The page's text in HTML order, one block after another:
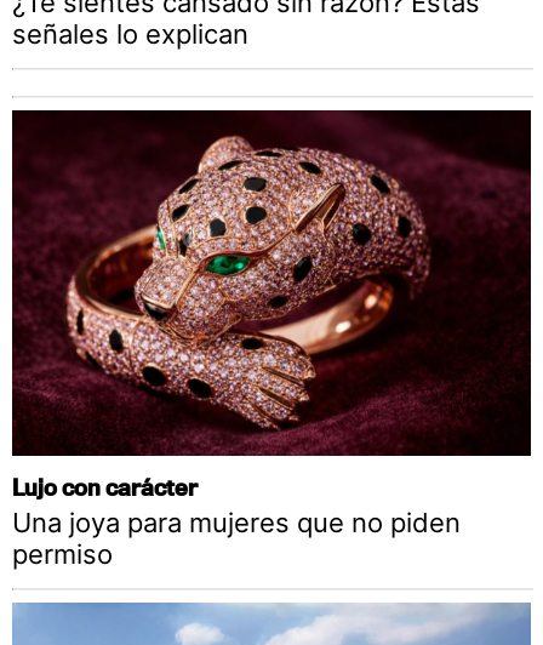
señales lo explican
Lujo con carácter
Una joya para mujeres que no piden
permiso